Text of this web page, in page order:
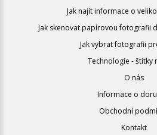
Jak najít informace o
Jak skenovat papírovou fotografii
Jak vybrat fotografii
Technologie - štítky
O nás
Informace o
Obchodní
Kontakt